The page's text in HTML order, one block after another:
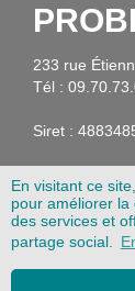
En visitant ce
pour améliorer
des services et
partage social.
233 rue
Tél :
Siret :